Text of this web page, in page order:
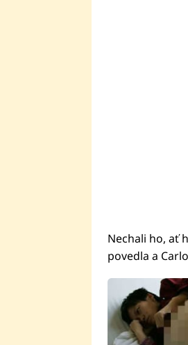
Nechali ho, ať
povedla a